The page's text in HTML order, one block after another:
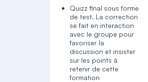
Quizz final sous forme
de test. La correction
se fait en interaction
avec le groupe pour
favoriser la
discussion et insister
sur les points à
retenir de cette
formation